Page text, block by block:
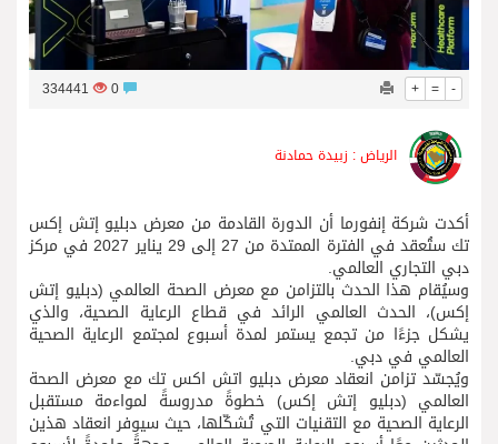
+ = -
334441
الرياض : زبيدة حمادنة
أكدت شركة إنفورما أن الدورة القادمة من معرض دبليو إتش إكس
تك ستُعقد في الفترة الممتدة من 27 إلى 29 يناير 2027 في مركز
دبي التجاري العالمي.
وسيُقام هذا الحدث بالتزامن مع معرض الصحة العالمي (دبليو إتش
إكس)، الحدث العالمي الرائد في قطاع الرعاية الصحية، والذي
يشكل جزءًا من تجمع يستمر لمدة أسبوع لمجتمع الرعاية الصحية
العالمي في دبي.
ويُجسّد تزامن انعقاد معرض دبليو اتش اكس تك مع معرض الصحة
العالمي (دبليو إتش إكس) خطوةً مدروسةً لمواءمة مستقبل
الرعاية الصحية مع التقنيات التي تُشكّلها، حيث سيوفر انعقاد هذين